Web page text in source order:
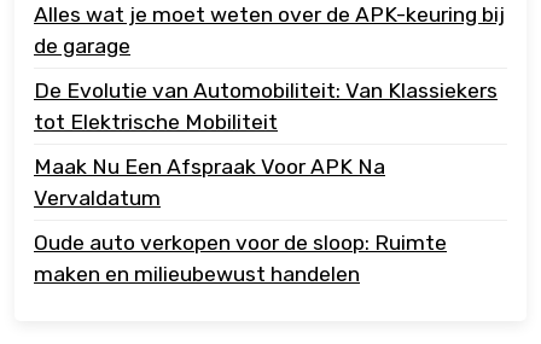
Alles wat je moet weten over de APK-keuring bij
de garage
De Evolutie van Automobiliteit: Van Klassiekers
tot Elektrische Mobiliteit
Maak Nu Een Afspraak Voor APK Na
Vervaldatum
Oude auto verkopen voor de sloop: Ruimte
maken en milieubewust handelen